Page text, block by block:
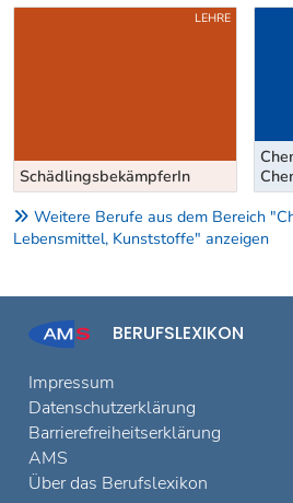
Uber weitere Berufsvorschläge
SchädlingsbekämpferIn
LEHRE
Weitere Berufe aus dem Bereich
Lebensmittel, Kunststoffe" anzeigen
BERUFSLEXIKON
Impressum
Datenschutzerklärung
Barrierefreiheitserklärung
AMS
Über das Berufslexikon